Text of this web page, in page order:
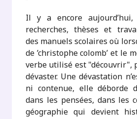
Il y a encore
recherches, thèses et
des manuels scolaires où
de ’christophe colomb’ et le
verbe utilisé est "découvrir",
dévaster. Une dévastation
ni contenue, elle déborde
dans les pensées, dans les
géographie qui devient